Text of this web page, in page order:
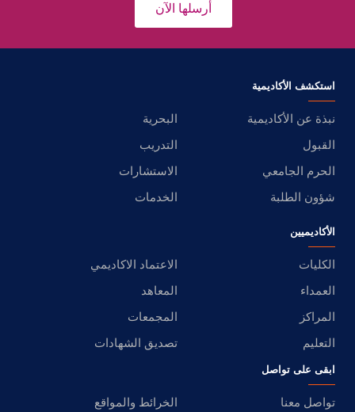
أرسلها الآن
استكشف الأكاديمية
نبذة عن الأكاديمية
البحرية
القبول
التدريب
الحرم الجامعي
الاستشارات
شؤون الطلبة
الخدمات
الأكاديميين
الكليات
الاعتماد الاكاديمي
العمداء
المعاهد
المراكز
المجمعات
التعليم
تصديق الشهادات
ابقى على تواصل
تواصل معنا الخرائط والمواقع